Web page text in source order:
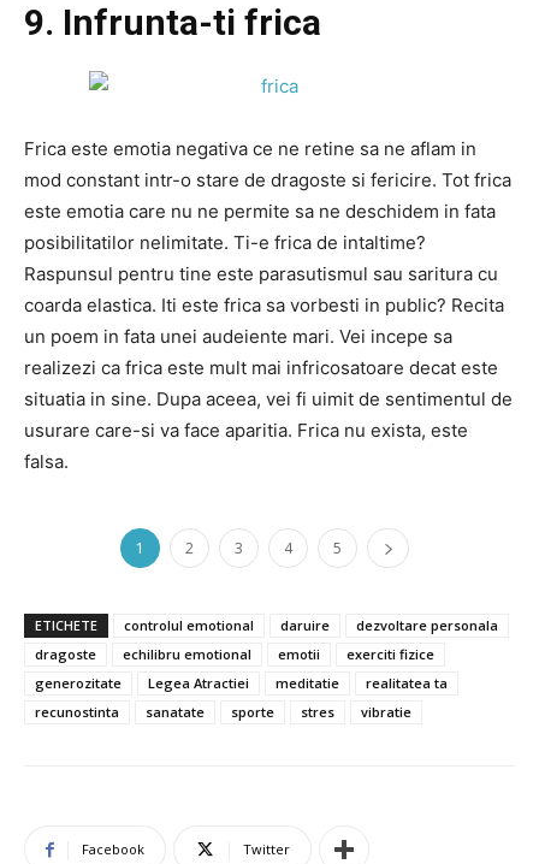
9. Infrunta-ti frica
Frica este emotia negativa ce ne retine sa ne aflam in
mod constant intr-o stare de dragoste si fericire. Tot frica
este emotia care nu ne permite sa ne deschidem in fata
posibilitatilor nelimitate. Ti-e frica de intaltime?
Raspunsul pentru tine este parasutismul sau saritura cu
coarda elastica. Iti este frica sa vorbesti in public? Recita
un poem in fata unei audeiente mari. Vei incepe sa
realizezi ca frica este mult mai infricosatoare decat este
situatia in sine. Dupa aceea, vei fi uimit de sentimentul de
usurare care-si va face aparitia. Frica nu exista, este
falsa.
1 2 3 4 5
ETICHETE controlul emotional daruire
dezvoltare personala
dragoste
echilibru emotional emotii
exerciti fizice
generozitate
Legea Atractiei meditatie
realitatea ta
recunostinta
sanatate sporte stres vibratie
Facebook Twitter